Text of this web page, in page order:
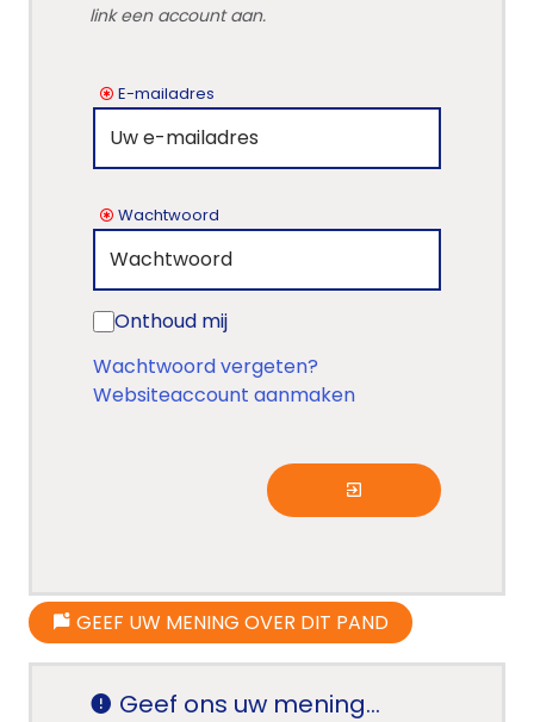
link een account aan.
E-mailadres
Wachtwoord
Onthoud mij
Wachtwoord vergeten?
Websiteaccount aanmaken
GEEF UW MENING OVER DIT PAND
Geef ons uw mening...